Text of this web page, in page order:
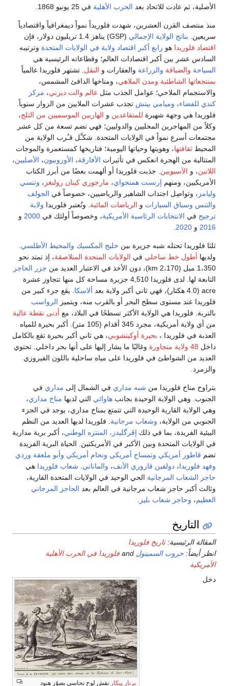
ديمغرافياً واقتصادياً
المتحدة وترتيبه
الرئيسية هي
. تشتهر فلوريدا عالمياً
المشمس،
والت ديزني،مركز
من الزوار سنوياً.
الموسميين من الثلج،
تضم تسعة من كل عشر
قـُرب الولاية من
كمستعمرة والموجات
،الأوروبيون، الأصليين،
من أبرز الكتاب
كينان رولنغز،وتنسي
خصوصاً فيالجولف
فلوريداولاية
أولئك في2000و
والمحيط الأطلسي.
المتلاصقة، إذ تمتد نحو
جزر الحاجز
جزيرة مساحة كل منها تتجاوز عشرة
. يقع جزء كبير من
ويتميزالرواسب
معأدنى نقطة عالية
من أي ولاية أمريكية، مجرد 345 أقدام (105 متر). أكبر بحيرة للمياه
أكبر بحيرة تقع بالكامل
أنها بحر داخلي. تحتوي
باللون الفيروزي
إلىمداريفي
لديهامناخ مداري،
مداري، يوجد في الجزء
لديها العديد من النظم
الوطني، أكبر برية مدارية
الحياة البرية الفريدة
وأبو ملعقة وردي
شعاب فلوريدا هي
المتحدة القارية،
الحاجز المرجاني
الأهلية